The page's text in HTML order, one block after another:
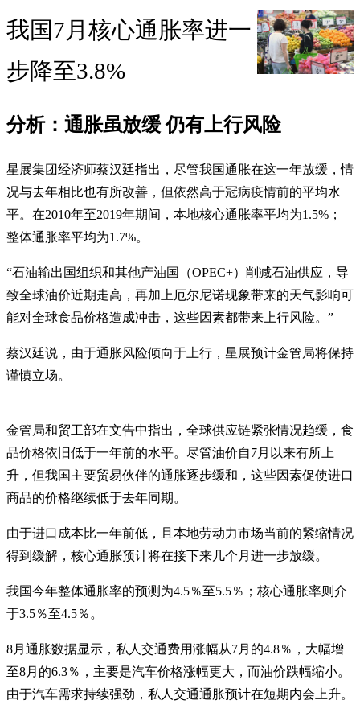
我国7月核心通胀率进一
步降至3.8%
分析：通胀虽放缓 仍有上行风险
星展集团经济师蔡汉廷指出，尽管我国通胀在这一年放缓，情
况与去年相比也有所改善，但依然高于冠病疫情前的平均水
平。在2010年至2019年期间，本地核心通胀率平均为1.5%；
整体通胀率平均为1.7%。
“石油输出国组织和其他产油国（OPEC+）削减石油供应，导
致全球油价近期走高，再加上厄尔尼诺现象带来的天气影响可
能对全球食品价格造成冲击，这些因素都带来上行风险。”
蔡汉廷说，由于通胀风险倾向于上行，星展预计金管局将保持
谨慎立场。
金管局和贸工部在文告中指出，全球供应链紧张情况趋缓，食
品价格依旧低于一年前的水平。尽管油价自7月以来有所上
升，但我国主要贸易伙伴的通胀逐步缓和，这些因素促使进口
商品的价格继续低于去年同期。
由于进口成本比一年前低，且本地劳动力市场当前的紧缩情况
得到缓解，核心通胀预计将在接下来几个月进一步放缓。
我国今年整体通胀率的预测为4.5％至5.5％；核心通胀率则介
于3.5％至4.5％。
8月通胀数据显示，私人交通费用涨幅从7月的4.8％，大幅增
至8月的6.3％，主要是汽车价格涨幅更大，而油价跌幅缩小。
由于汽车需求持续强劲，私人交通通胀预计在短期内会上升。